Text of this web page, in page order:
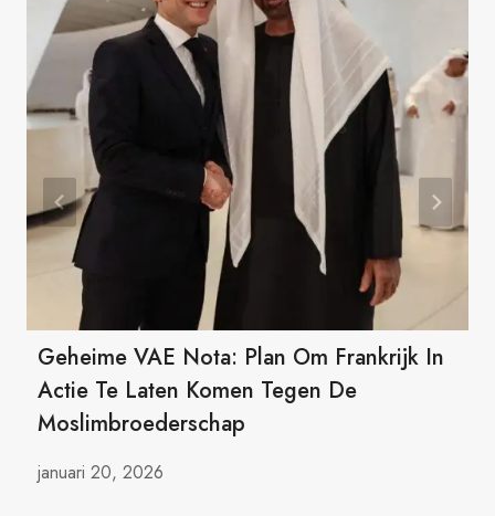
Geheime VAE Nota: Plan Om Frankrijk In
Actie Te Laten Komen Tegen De
Moslimbroederschap
januari 20, 2026